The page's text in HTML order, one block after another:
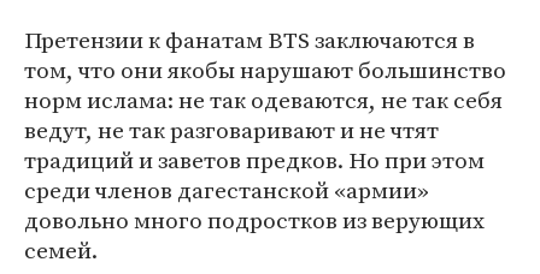
Претензии к фанатам BTS заключаются в
том, что они якобы нарушают большинство
норм ислама: не так одеваются, не так себя
ведут, не так разговаривают и не чтят
традиций и заветов предков. Но при этом
среди членов дагестанской «армии»
довольно много подростков из верующих
семей.